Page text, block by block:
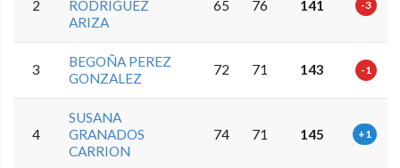
2
RODRIGUEZ
ARIZA
65 76 141 -3
3
BEGOÑA PEREZ
GONZALEZ
72 71 143 -1
4
SUSANA
GRANADOS
CARRION
74 71 145 +1